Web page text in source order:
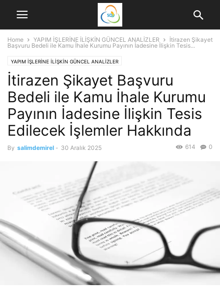
Home YAPIM İŞLERİNE İLİŞKİN GÜNCEL ANALİZLER
İtirazen Şikayet
Başvuru Bedeli ile Kamu İhale Kurumu Payının İadesine İlişkin Tesis...
YAPIM İŞLERİNE İLİŞKİN GÜNCEL ANALİZLER
İtirazen Şikayet Başvuru
Bedeli ile Kamu İhale Kurumu
Payının İadesine İlişkin Tesis
Edilecek İşlemler Hakkında
By salimdemirel - 30 Aralık 2025 0
614